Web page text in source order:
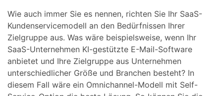
Wie auch immer Sie es nennen, richten Sie Ihr SaaS-
Kundenservicemodell an den Bedürfnissen Ihrer
Zielgruppe aus. Was wäre beispielsweise, wenn Ihr
SaaS-Unternehmen KI-gestützte E-Mail-Software
anbietet und Ihre Zielgruppe aus Unternehmen
unterschiedlicher Größe und Branchen besteht? In
diesem Fall wäre ein Omnichannel-Modell mit Self-